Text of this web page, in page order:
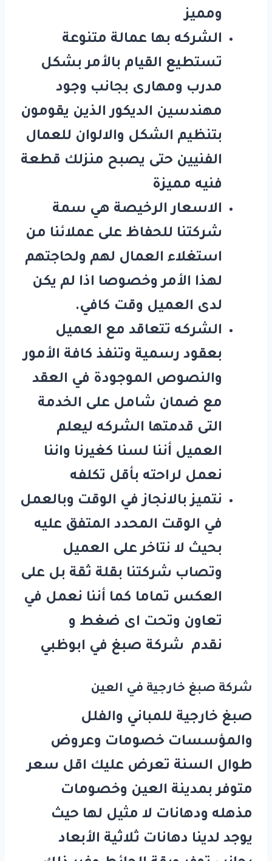
ومميز
الشركه بها عمالة متنوعة
تستطيع القيام بالأمر بشكل
مدرب ومهارى بجانب وجود
مهندسين الديكور الذين يقومون
بتنظيم الشكل والالوان للعمال
الفنيين حتى يصبح منزلك قطعة
فنيه مميزة
الاسعار الرخيصة هي سمة
شركتنا للحفاظ على عملائنا من
استغلاء العمال لهم ولحاجتهم
لهذا الأمر وخصوصا اذا لم يكن
لدى العميل وقت كافي.
الشركه تتعاقد مع العميل
بعقود رسمية وتنفذ كافة الأمور
والنصوص الموجودة في العقد
مع ضمان شامل على الخدمة
التى قدمتها الشركه ليعلم
العميل أننا لسنا كغيرنا واننا
نعمل لراحته بأقل تكلفه
نتميز بالانجاز في الوقت وبالعمل
في الوقت المحدد المتفق عليه
بحيث لا نتاخر على العميل
وتصاب شركتنا بقلة ثقة بل على
العكس تماما كما أننا نعمل في
تعاون وتحت اى ضغط و
نقدم شركة صبغ في ابوظبي
شركة صبغ خارجية في العين
صبغ خارجية للمباني والفلل
والمؤسسات خصومات وعروض
طوال السنة تعرض عليك اقل سعر
متوفر بمدينة العين وخصومات
مذهله ودهانات لا مثيل لها حيث
يوجد لدينا دهانات ثلاثية الأبعاد